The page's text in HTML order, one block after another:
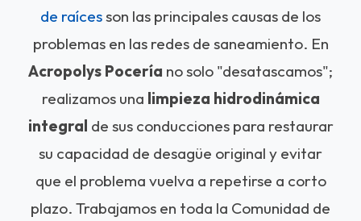
de raícesson las principales causas de los
problemas en las redes de saneamiento. En
Acropolys Pocería no solo "desatascamos";
realizamos una limpieza hidrodinámica
integral de sus conducciones para restaurar
su capacidad de desagüe original y evitar
que el problema vuelva a repetirse a corto
plazo. Trabajamos en toda la Comunidad de